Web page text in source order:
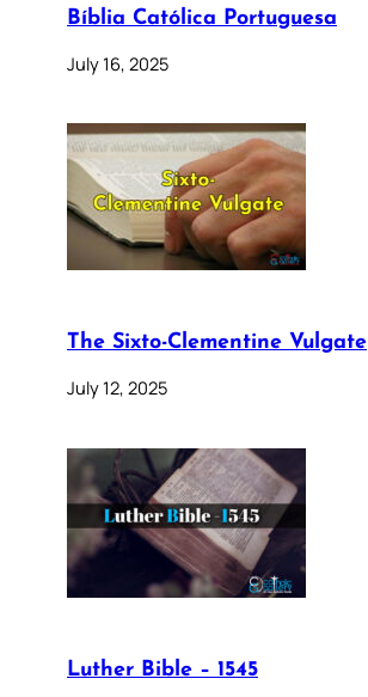
Bíblia Católica Portuguesa
July 16, 2025
The Sixto-Clementine Vulgate
July 12, 2025
Luther Bible – 1545